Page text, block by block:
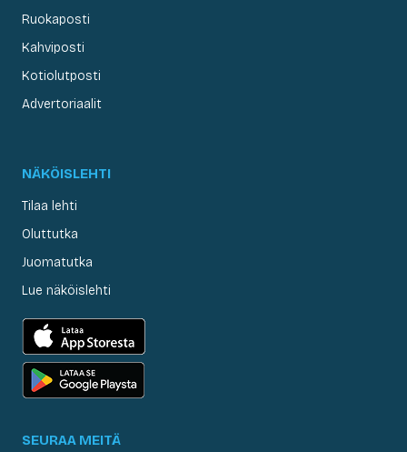
Ruokaposti
Kahviposti
Kotiolutposti
Advertoriaalit
NÄKÖISLEHTI
Tilaa lehti
Oluttutka
Juomatutka
Lue näköislehti
SEURAA MEITÄ